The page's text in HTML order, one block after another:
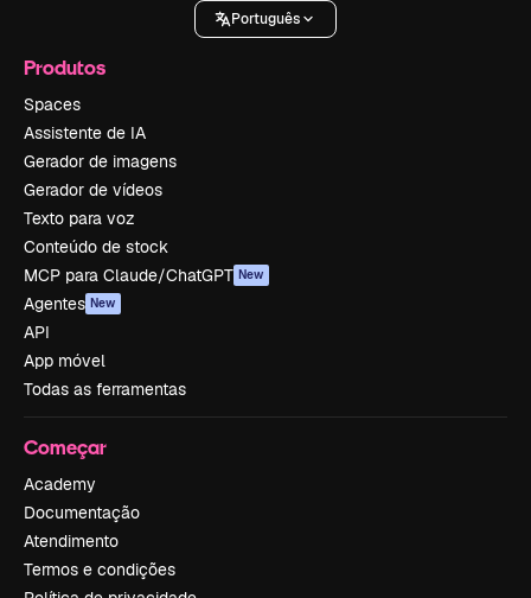
Português
Produtos
Spaces
Assistente de IA
Gerador de imagens
Gerador de vídeos
Texto para voz
Conteúdo de stock
MCP para Claude/ChatGPT New
Agentes New
API
App móvel
Todas as ferramentas
Começar
Academy
Documentação
Atendimento
Termos e condições